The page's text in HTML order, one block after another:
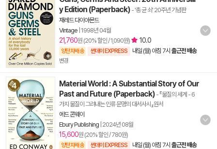
y Edition (Paperback) - '총 균 쇠' 20주년 기념판
재레드 다이아몬드
Vintage 1998년 04월
21,760원 (20% 할인 / 1,090원) 10.0
양탄자배송 썬데이 EXPRESS 내일 (월) 아침 7시 출근전 배송
변경
Material World : A Substantial Story of Our
Past and Future (Paperback) - 『물질의 세계 - 6
가지 물질이 그려내는 인류 문명의 대서사시』원서
에드 콘웨이
Ebury Publishing 2024년 08월
15,600원 (20% 할인 / 780원)
양탄자배송 썬데이 EXPRESS 내일 (월) 아침 7시 출근전 배송